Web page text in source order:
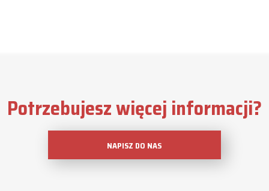
Potrzebujesz więcej informacji?
NAPISZ DO NAS